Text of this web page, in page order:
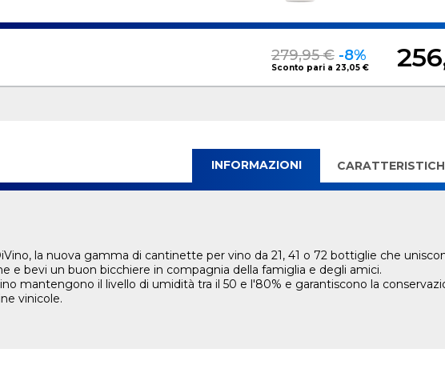
279,95 € -8%
Sconto pari a 23,05 €
INFORMAZIONI
la nuova gamma di cantinette per vino da 21, 41 o 72 bottiglie che
e bevi un buon bicchiere in compagnia della famiglia e degli amici.
mantengono il livello di umidità tra il 50 e l'80% e garantiscono la
vinicole.